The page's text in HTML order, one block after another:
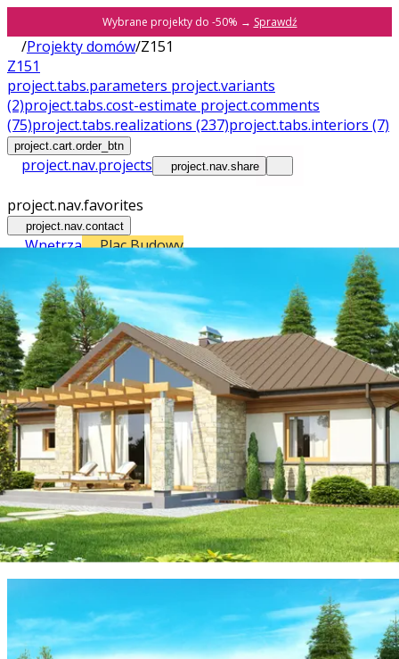
Wybrane projekty do -50% → Sprawdź
/Projekty domów/Z151
Z151
project.tabs.parameters project.variants
(2)project.tabs.cost-estimate project.comments
(75)project.tabs.realizations (237)project.tabs.interiors (7)
project.cart.order_btn
project.nav.projects project.nav.share
project.nav.favorites
project.nav.contact
Wnętrza Plac Budowy